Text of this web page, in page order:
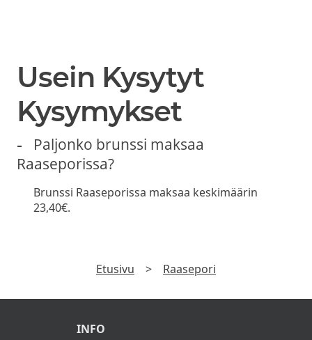
Usein Kysytyt
Kysymykset
Paljonko brunssi maksaa
Raaseporissa?
Brunssi Raaseporissa maksaa keskimäärin
23,40€.
Etusivu > Raasepori
INFO